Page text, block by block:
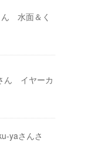
ん 水面＆く
ん イヤーカ
yaさんさ